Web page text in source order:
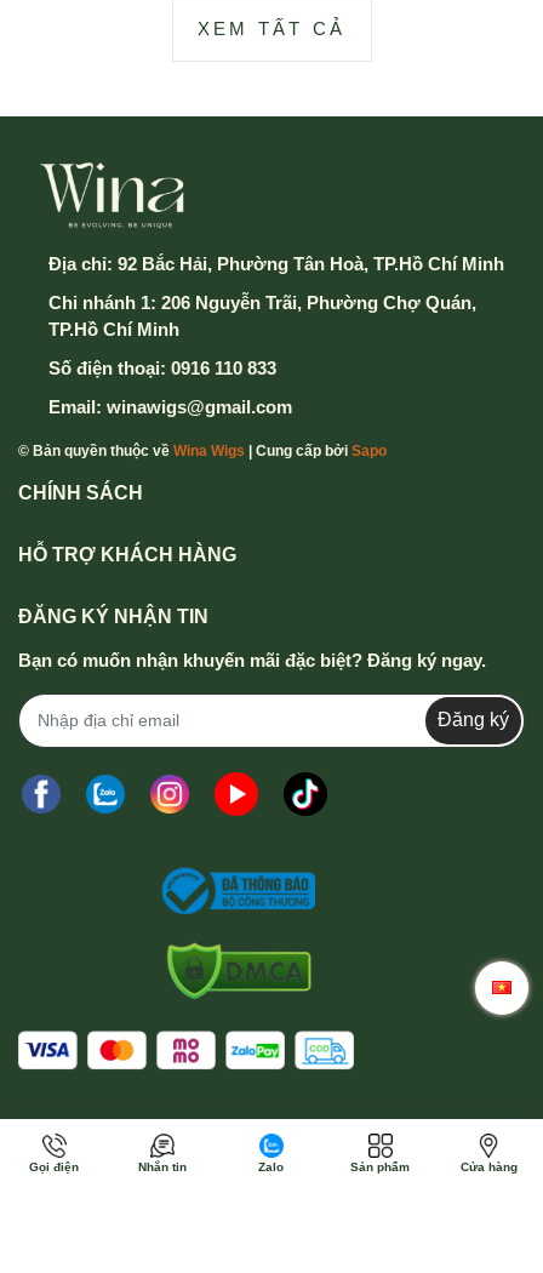
XEM TẤT CẢ
Địa chỉ: 92 Bắc Hải, Phường Tân Hoà, TP.Hồ Chí Minh
Chi nhánh 1: 206 Nguyễn Trãi, Phường Chợ Quán,
TP.Hồ Chí Minh
Số điện thoại: 0916 110 833
Email: winawigs@gmail.com
© Bản quyền thuộc về Wina Wigs | Cung cấp bởi Sapo
CHÍNH SÁCH
HỖ TRỢ KHÁCH HÀNG
ĐĂNG KÝ NHẬN TIN
Bạn có muốn nhận khuyến mãi đặc biệt? Đăng ký ngay.
Đăng ký
Gọi điện Nhắn tin Zalo Sản phẩm Cửa hàng